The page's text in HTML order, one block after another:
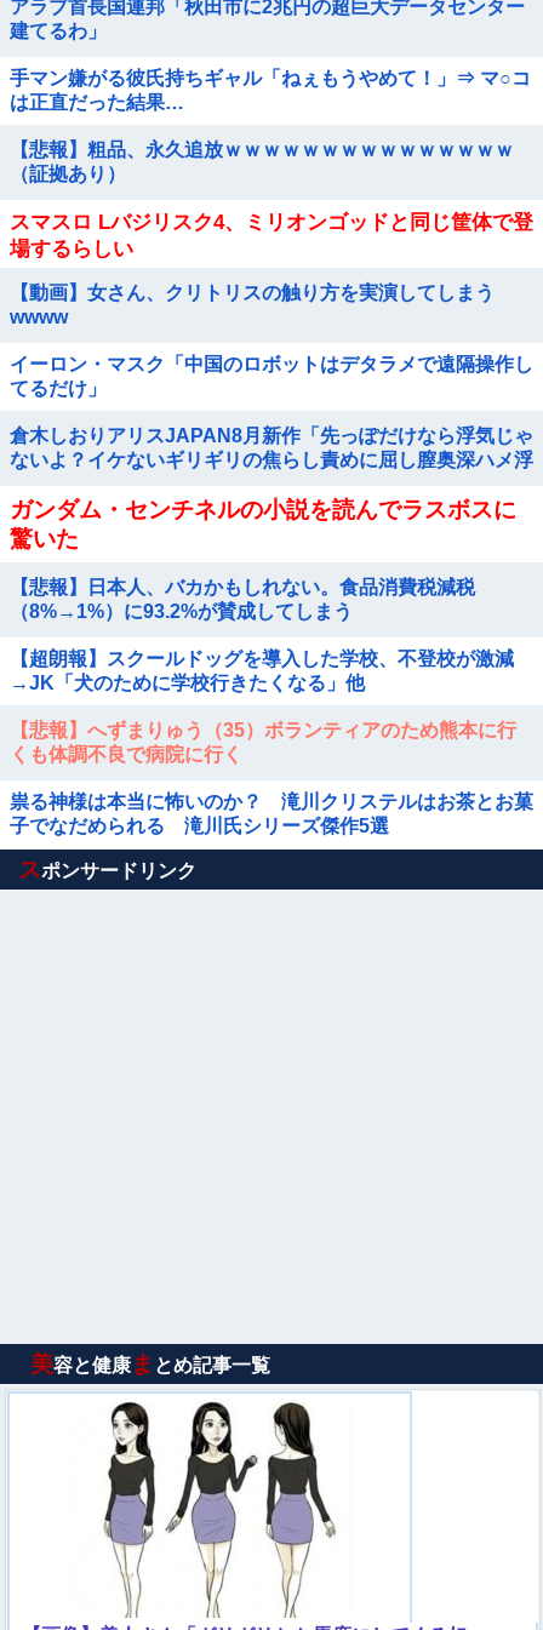
アラブ首長国連邦「秋田市に2兆円の超巨大データセンター
建てるわ」
手マン嫌がる彼氏持ちギャル「ねぇもうやめて！」⇒ マ○コ
は正直だった結果…
【悲報】粗品、永久追放ｗｗｗｗｗｗｗｗｗｗｗｗｗｗｗ
（証拠あり）
スマスロ Lバジリスク4、ミリオンゴッドと同じ筐体で登
場するらしい
【動画】女さん、クリトリスの触り方を実演してしまう
wwww
イーロン・マスク「中国のロボットはデタラメで遠隔操作し
てるだけ」
倉木しおりアリスJAPAN8月新作「先っぽだけなら浮気じゃ
ないよ？イケないギリギリの焦らし責めに屈し膣奥深ハメ浮
ガンダム・センチネルの小説を読んでラスボスに
驚いた
【悲報】日本人、バカかもしれない。食品消費税減税
（8%→1%）に93.2%が賛成してしまう
【超朗報】スクールドッグを導入した学校、不登校が激減
→JK「犬のために学校行きたくなる」他
【悲報】へずまりゅう（35）ボランティアのため熊本に行
くも体調不良で病院に行く
祟る神様は本当に怖いのか？ 滝川クリステルはお茶とお菓
子でなだめられる 滝川氏シリーズ傑作5選
Powered by livedoor 相互RSS
スポンサードリンク
美容と健康ま とめ記事一覧